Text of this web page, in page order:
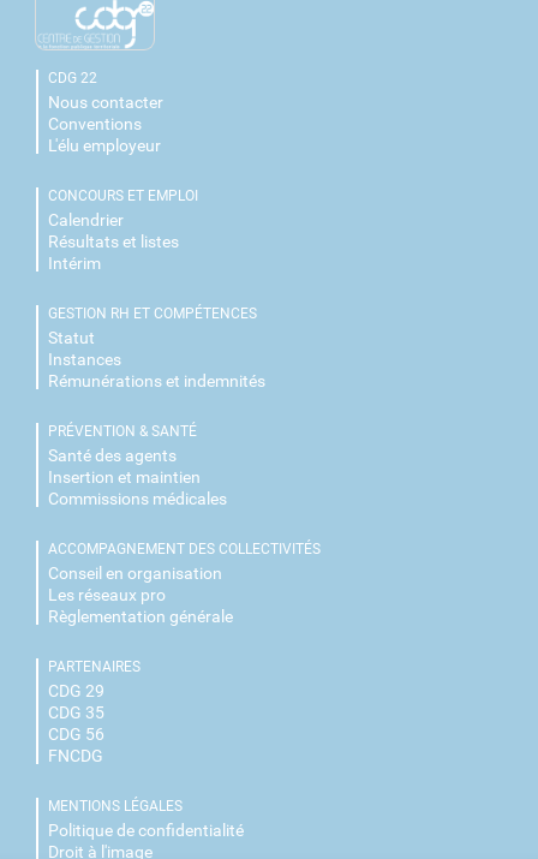
CDG 22
Nous contacter
Conventions
L'élu employeur
CONCOURS ET EMPLOI
Calendrier
Résultats et listes
Intérim
GESTION RH ET COMPÉTENCES
Statut
Instances
Rémunérations et indemnités
PRÉVENTION & SANTÉ
Santé des agents
Insertion et maintien
Commissions médicales
ACCOMPAGNEMENT DES COLLECTIVITÉS
Conseil en organisation
Les réseaux pro
Règlementation générale
PARTENAIRES
CDG 29
CDG 35
CDG 56
FNCDG
MENTIONS LÉGALES
Politique de confidentialité
Droit à l'image